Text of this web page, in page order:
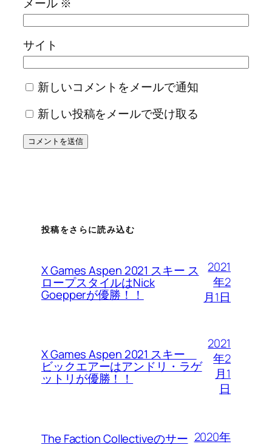
サイト
新しいコメントをメールで通知
新しい投稿をメールで受け取る
投稿をさらに読み込む
X Games Aspen 2021 スキー ス
ロープスタイルはNick
Goepperが優勝！！
2021
年2
月1日
X Games Aspen 2021 スキー
ビックエアーはアンドリ・ラゲ
ットリが優勝！！
2021
年2
月1
日
The Faction Collectiveのサー 2020年